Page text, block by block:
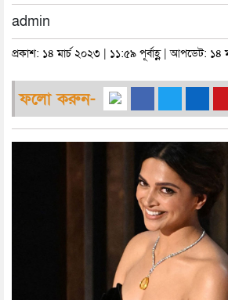
admin
প্রকাশ: ১৪ মার্চ ২০২৩ | ১১:৫৯ পূর্বাহ্ণ | আপডেট: ১৪
ফলো করুন-